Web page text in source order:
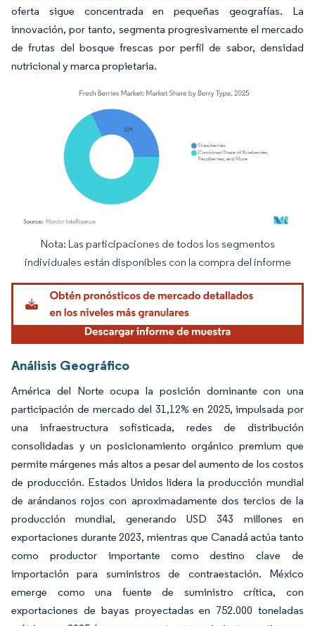
oferta sigue concentrada en pequeñas geografías. La
innovación, por tanto, segmenta progresivamente el mercado
de frutas del bosque frescas por perfil de sabor, densidad
nutricional y marca propietaria.
Imagen © Mordor Intelligence. El uso requiere atribución según CC BY 4.0.
Nota: Las participaciones de todos los segmentos
individuales están disponibles con la compra del informe
Análisis Geográfico
América del Norte ocupa la posición dominante con una
participación de mercado del 31,12% en 2025, impulsada por
una infraestructura sofisticada, redes de distribución
consolidadas y un posicionamiento orgánico premium que
permite márgenes más altos a pesar del aumento de los costos
de producción. Estados Unidos lidera la producción mundial
de arándanos rojos con aproximadamente dos tercios de la
producción mundial, generando USD 343 millones en
exportaciones durante 2023, mientras que Canadá actúa tanto
como productor importante como destino clave de
importación para suministros de contraestación. México
emerge como una fuente de suministro crítica, con
exportaciones de bayas proyectadas en 752.000 toneladas